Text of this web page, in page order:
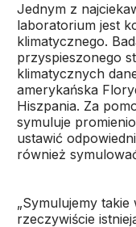
Jednym z
laboratorium jest
klimatycznego.
przyspieszonego
klimatycznych
amerykańska
Hiszpania. Za
symuluje
ustawić
również
„Symulujemy
rzeczywiście